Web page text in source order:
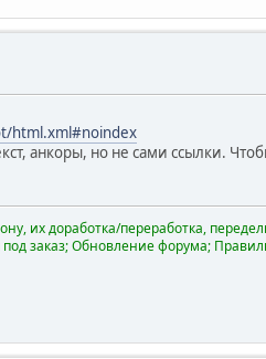
html.xml#noindex
анкоры, но не сами ссылки.
их доработка/переработка,
заказ; Обновление форума;